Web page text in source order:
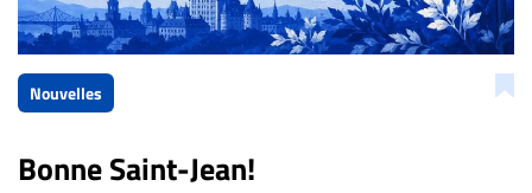
Nouvelles
Bonne Saint-Jean!